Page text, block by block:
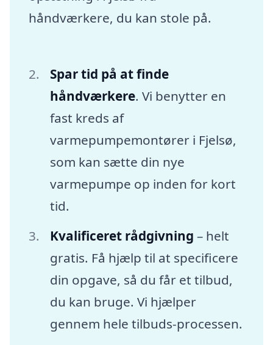
håndværkere, du kan stole på.
Spar tid på at finde
håndværkere. Vi benytter en
fast kreds af
varmepumpemontører i Fjelsø,
som kan sætte din nye
varmepumpe op inden for kort
tid.
Kvalificeret rådgivning – helt
gratis. Få hjælp til at specificere
din opgave, så du får et tilbud,
du kan bruge. Vi hjælper
gennem hele tilbuds-processen.